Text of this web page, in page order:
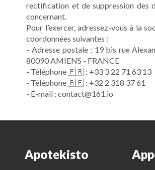
rectification et de suppression des
concernant.
Pour l’exercer, adressez-vous à la
coordonnées suivantes :
- Adresse postale : 19 bis rue
80090 AMIENS - FRANCE
- Téléphone 🇫🇷 : +33 3 22 71 63 13
- Téléphone 🇧🇪 : +32 2 318 37 61
- E-mail : contact@161.io
Apotekisto